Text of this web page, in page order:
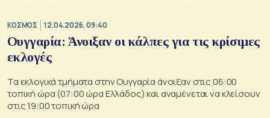
ΚΟΣΜΟΣ 12.04.2026, 09:40
Ουγγαρία: Άνοιξαν οι κάλπες για τις κρίσιμες
εκλογές
Τα εκλογικά τμήματα στην Ουγγαρία άνοιξαν στις 06:00
τοπική ώρα (07:00 ώρα Ελλάδος) και αναμένεται να κλείσουν
στις 19:00 τοπική ώρα